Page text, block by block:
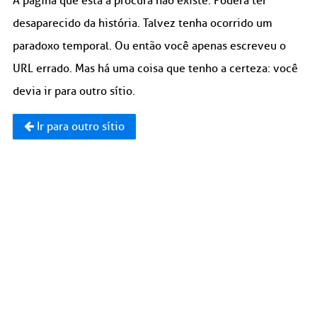
desaparecido da história. Talvez tenha ocorrido um
paradoxo temporal. Ou então você apenas escreveu o
URL errado. Mas há uma coisa que tenho a certeza: você
devia ir para outro sítio.
Ir para outro sítio